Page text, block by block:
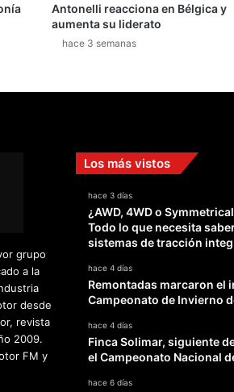
l
i
e
s
Antonelli reacciona en Bélgica y
aumenta su liderato
hace 3 semanas
grupo
a la
desde
revista
2009.
FM y
Los más vistos
hace 3 días
¿AWD, 4WD o
Todo lo que necesita
sistemas de tracción
hace 4 días
Remontadas marcaron el
Campeonato de Invierno
hace 4 días
Finca Solimar, siguiente
el Campeonato Nacional
hace 6 días